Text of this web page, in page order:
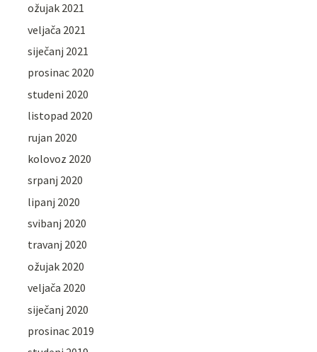
ožujak 2021
veljača 2021
siječanj 2021
prosinac 2020
studeni 2020
listopad 2020
rujan 2020
kolovoz 2020
srpanj 2020
lipanj 2020
svibanj 2020
travanj 2020
ožujak 2020
veljača 2020
siječanj 2020
prosinac 2019